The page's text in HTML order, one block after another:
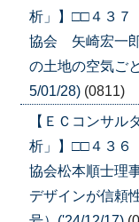
析」】□□４３７
協会 矢崎宏一
の土地の空気ご
5/01/28) (0811)
【ＥＣコンサル
析」】□□４３６
協会松本順士理
デザインが信頼